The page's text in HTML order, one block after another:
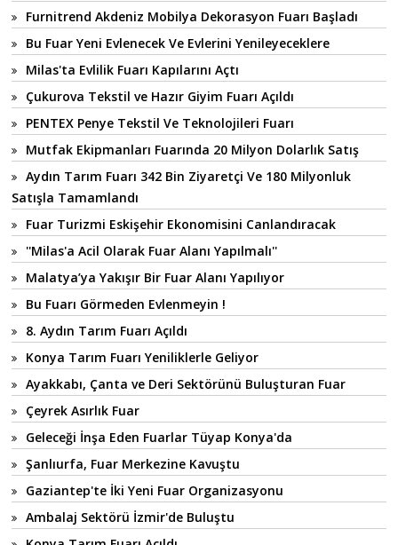
Furnitrend Akdeniz Mobilya Dekorasyon Fuarı Başladı
Bu Fuar Yeni Evlenecek Ve Evlerini Yenileyeceklere
Milas'ta Evlilik Fuarı Kapılarını Açtı
Çukurova Tekstil ve Hazır Giyim Fuarı Açıldı
PENTEX Penye Tekstil Ve Teknolojileri Fuarı
Mutfak Ekipmanları Fuarında 20 Milyon Dolarlık Satış
Aydın Tarım Fuarı 342 Bin Ziyaretçi Ve 180 Milyonluk
Satışla Tamamlandı
Fuar Turizmi Eskişehir Ekonomisini Canlandıracak
''Milas'a Acil Olarak Fuar Alanı Yapılmalı''
Malatya’ya Yakışır Bir Fuar Alanı Yapılıyor
Bu Fuarı Görmeden Evlenmeyin !
8. Aydın Tarım Fuarı Açıldı
Konya Tarım Fuarı Yeniliklerle Geliyor
Ayakkabı, Çanta ve Deri Sektörünü Buluşturan Fuar
Çeyrek Asırlık Fuar
Geleceği İnşa Eden Fuarlar Tüyap Konya'da
Şanlıurfa, Fuar Merkezine Kavuştu
Gaziantep'te İki Yeni Fuar Organizasyonu
Ambalaj Sektörü İzmir'de Buluştu